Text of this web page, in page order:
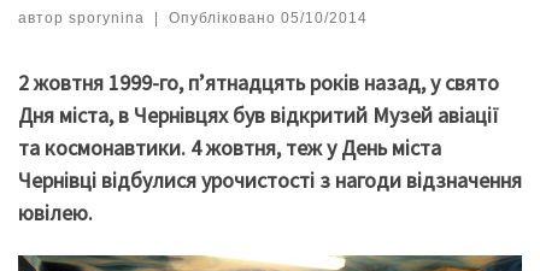
автор sporynina | Опубліковано 05/10/2014
2 жовтня 1999-го, п’ятнадцять років назад, у свято
Дня міста, в Чернівцях був відкритий Музей авіації
та космонавтики. 4 жовтня, теж у День міста
Чернівці відбулися урочистості з нагоди відзначення
ювілею.